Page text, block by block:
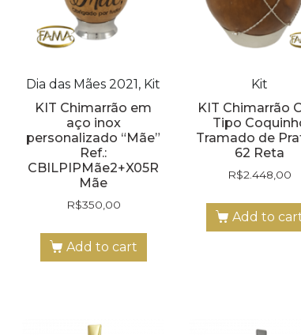
Dia das Mães 2021, Kit
KIT Chimarrão em
aço inox
personalizado “Mãe”
Ref.:
CBILPIPMãe2+X05R
Mãe
R$350,00
Add to cart
Kit
KIT Chimarrão
Tipo
Tramado de
62 Reta
R$2.448,00
Add to